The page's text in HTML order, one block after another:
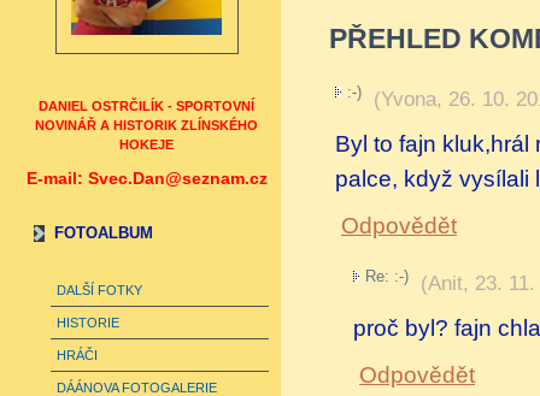
DANIEL OSTRČILÍK - SPORTOVNÍ
NOVINÁŘ A HISTORIK ZLÍNSKÉHO
HOKEJE
E-mail: Svec.Dan@seznam.cz
FOTOALBUM
DALŠÍ FOTKY
HISTORIE
HRÁČI
DÁÁNOVA FOTOGALERIE
PŘEHLED
:-) (Yvona, 26. 10.
Byl to fajn kluk,hrál
palce, když vysílali
Odpovědět
Re: :-) (Anit, 23. 11.
proč byl? fajn
Odpovědět